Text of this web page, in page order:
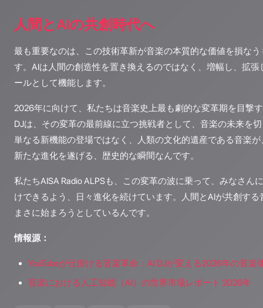
人間とAIの共創時代へ
最も重要なのは、この技術革新が音楽の本質的な価値を損な
す。AIは人間の創造性を置き換えるのではなく、増幅し、拡
ールとして機能します。
2026年に向けて、私たちは音楽史上最も劇的な変革期を目撃
DJは、その変革の最前線に立つ挑戦者として、音楽の未来を
単なる新機能の登場ではなく、人類の文化的遺産である音楽
新たな進化を遂げる、歴史的な瞬間なんです。
私たちAISA Radio ALPSも、この変革の波に乗って、みなさん
けできるよう、日々進化を続けています。人間とAIが共創す
まさに始まろうとしているんです。
情報源：
YouTubeが仕掛ける音楽革命：AI DJが変える2026年の音楽
音楽における人工知能（AI）の世界市場レポート 2026年